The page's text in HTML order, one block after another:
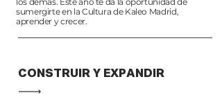
sumergirte en la Cultura de Kaleo Madrid,
aprender y crecer.
CONSTRUIR Y EXPANDIR